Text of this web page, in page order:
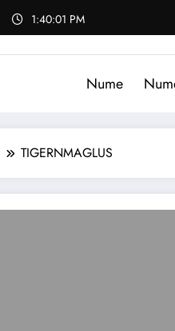
1:40:02 PM
Nume
TIGERNMAGLUS